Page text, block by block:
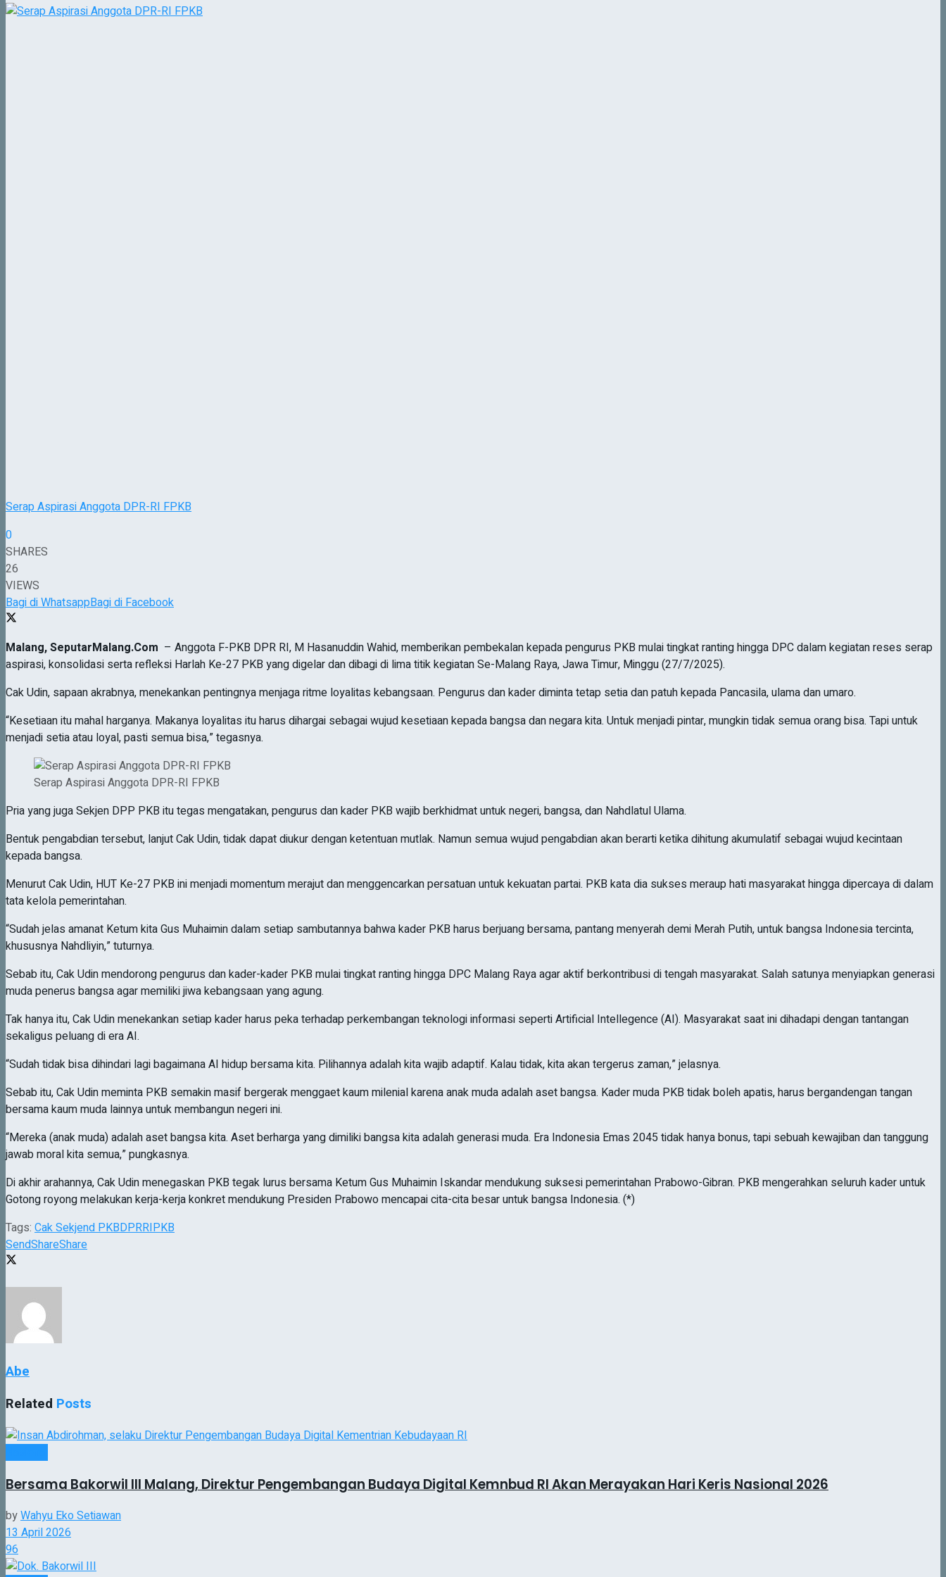
Serap Aspirasi Anggota DPR-RI FPKB
0
SHARES
26
VIEWS
Bagi di WhatsappBagi di Facebook
Malang, SeputarMalang.Com – Anggota F-PKB DPR RI, M Hasanuddin Wahid, memberikan pembekalan kepada pengurus PKB mulai tingkat ranting hingga DPC dalam kegiatan reses serap
aspirasi, konsolidasi serta refleksi Harlah Ke-27 PKB yang digelar dan dibagi di lima titik kegiatan Se-Malang Raya, Jawa Timur, Minggu (27/7/2025).
Cak Udin, sapaan akrabnya, menekankan pentingnya menjaga ritme loyalitas kebangsaan. Pengurus dan kader diminta tetap setia dan patuh kepada Pancasila, ulama dan umaro.
“Kesetiaan itu mahal harganya. Makanya loyalitas itu harus dihargai sebagai wujud kesetiaan kepada bangsa dan negara kita. Untuk menjadi pintar, mungkin tidak semua orang bisa. Tapi untuk
menjadi setia atau loyal, pasti semua bisa,” tegasnya.
Serap Aspirasi Anggota DPR-RI FPKB
Pria yang juga Sekjen DPP PKB itu tegas mengatakan, pengurus dan kader PKB wajib berkhidmat untuk negeri, bangsa, dan Nahdlatul Ulama.
Bentuk pengabdian tersebut, lanjut Cak Udin, tidak dapat diukur dengan ketentuan mutlak. Namun semua wujud pengabdian akan berarti ketika dihitung akumulatif sebagai wujud kecintaan
kepada bangsa.
Menurut Cak Udin, HUT Ke-27 PKB ini menjadi momentum merajut dan menggencarkan persatuan untuk kekuatan partai. PKB kata dia sukses meraup hati masyarakat hingga dipercaya di dalam
tata kelola pemerintahan.
“Sudah jelas amanat Ketum kita Gus Muhaimin dalam setiap sambutannya bahwa kader PKB harus berjuang bersama, pantang menyerah demi Merah Putih, untuk bangsa Indonesia tercinta,
khususnya Nahdliyin,” tuturnya.
Sebab itu, Cak Udin mendorong pengurus dan kader-kader PKB mulai tingkat ranting hingga DPC Malang Raya agar aktif berkontribusi di tengah masyarakat. Salah satunya menyiapkan generasi
muda penerus bangsa agar memiliki jiwa kebangsaan yang agung.
Tak hanya itu, Cak Udin menekankan setiap kader harus peka terhadap perkembangan teknologi informasi seperti Artificial Intellegence (AI). Masyarakat saat ini dihadapi dengan tantangan
sekaligus peluang di era AI.
“Sudah tidak bisa dihindari lagi bagaimana AI hidup bersama kita. Pilihannya adalah kita wajib adaptif. Kalau tidak, kita akan tergerus zaman,” jelasnya.
Sebab itu, Cak Udin meminta PKB semakin masif bergerak menggaet kaum milenial karena anak muda adalah aset bangsa. Kader muda PKB tidak boleh apatis, harus bergandengan tangan
bersama kaum muda lainnya untuk membangun negeri ini.
“Mereka (anak muda) adalah aset bangsa kita. Aset berharga yang dimiliki bangsa kita adalah generasi muda. Era Indonesia Emas 2045 tidak hanya bonus, tapi sebuah kewajiban dan tanggung
jawab moral kita semua,” pungkasnya.
Di akhir arahannya, Cak Udin menegaskan PKB tegak lurus bersama Ketum Gus Muhaimin Iskandar mendukung suksesi pemerintahan Prabowo-Gibran. PKB mengerahkan seluruh kader untuk
Gotong royong melakukan kerja-kerja konkret mendukung Presiden Prabowo mencapai cita-cita besar untuk bangsa Indonesia. (*)
Tags: Cak Sekjend PKBDPRRIPKB
SendShareShare
Abe
Related Posts
Bersama Bakorwil III Malang, Direktur Pengembangan Budaya Digital Kemnbud RI Akan Merayakan Hari Keris Nasional 2026
byWahyu Eko Setiawan
13 April 2026
96